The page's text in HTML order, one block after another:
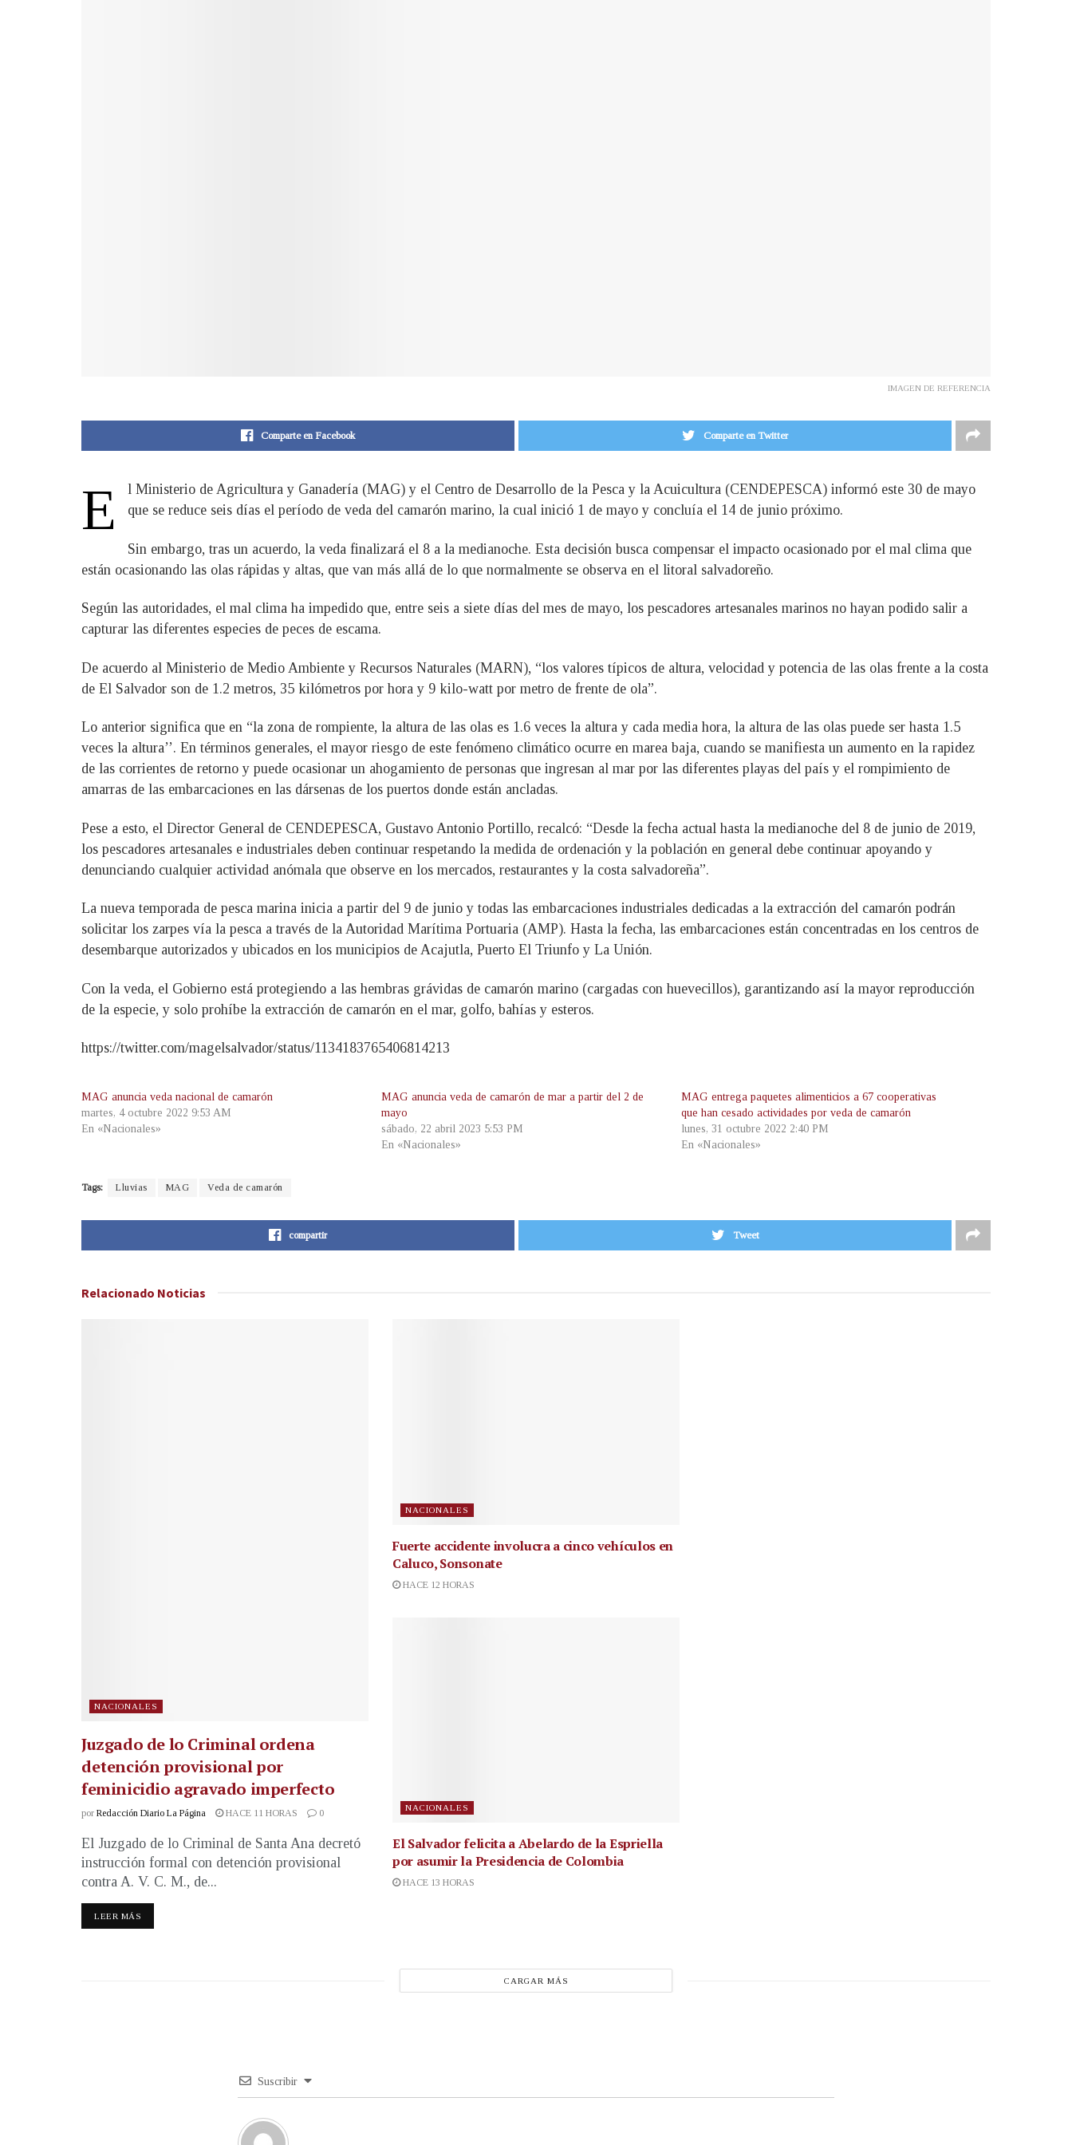
IMAGEN DE REFERENCIA
Comparte en Facebook Comparte en Twitter
E
l Ministerio de Agricultura y Ganadería (MAG) y el Centro de Desarrollo de la Pesca y la Acuicultura (CENDEPESCA) informó este 30 de mayo
que se reduce seis días el período de veda del camarón marino, la cual inició 1 de mayo y concluía el 14 de junio próximo.
Sin embargo, tras un acuerdo, la veda finalizará el 8 a la medianoche. Esta decisión busca compensar el impacto ocasionado por el mal clima que
están ocasionando las olas rápidas y altas, que van más allá de lo que normalmente se observa en el litoral salvadoreño.
Según las autoridades, el mal clima ha impedido que, entre seis a siete días del mes de mayo, los pescadores artesanales marinos no hayan podido salir a
capturar las diferentes especies de peces de escama.
De acuerdo al Ministerio de Medio Ambiente y Recursos Naturales (MARN), “los valores típicos de altura, velocidad y potencia de las olas frente a la costa
de El Salvador son de 1.2 metros, 35 kilómetros por hora y 9 kilo-watt por metro de frente de ola”.
Lo anterior significa que en “la zona de rompiente, la altura de las olas es 1.6 veces la altura y cada media hora, la altura de las olas puede ser hasta 1.5
veces la altura’’. En términos generales, el mayor riesgo de este fenómeno climático ocurre en marea baja, cuando se manifiesta un aumento en la rapidez
de las corrientes de retorno y puede ocasionar un ahogamiento de personas que ingresan al mar por las diferentes playas del país y el rompimiento de
amarras de las embarcaciones en las dársenas de los puertos donde están ancladas.
Pese a esto, el Director General de CENDEPESCA, Gustavo Antonio Portillo, recalcó: “Desde la fecha actual hasta la medianoche del 8 de junio de 2019,
los pescadores artesanales e industriales deben continuar respetando la medida de ordenación y la población en general debe continuar apoyando y
denunciando cualquier actividad anómala que observe en los mercados, restaurantes y la costa salvadoreña”.
La nueva temporada de pesca marina inicia a partir del 9 de junio y todas las embarcaciones industriales dedicadas a la extracción del camarón podrán
solicitar los zarpes vía la pesca a través de la Autoridad Marítima Portuaria (AMP). Hasta la fecha, las embarcaciones están concentradas en los centros de
desembarque autorizados y ubicados en los municipios de Acajutla, Puerto El Triunfo y La Unión.
Con la veda, el Gobierno está protegiendo a las hembras grávidas de camarón marino (cargadas con huevecillos), garantizando así la mayor reproducción
de la especie, y solo prohíbe la extracción de camarón en el mar, golfo, bahías y esteros.
https://twitter.com/magelsalvador/status/1134183765406814213
MAG anuncia veda nacional de camarón
martes, 4 octubre 2022 9:53 AM
En «Nacionales»
MAG anuncia veda de camarón de mar a partir del 2 de
mayo
sábado, 22 abril 2023 5:53 PM
En «Nacionales»
MAG entrega paquetes alimenticios a 67 cooperativas
que han cesado actividades por veda de camarón
lunes, 31 octubre 2022 2:40 PM
En «Nacionales»
Tags: Lluvias MAG Veda de camarón
compartir Tweet
Relacionado Noticias
NACIONALES
Juzgado de lo Criminal ordena
detención provisional por
feminicidio agravado imperfecto
por Redacción Diario La Página HACE 11 HORAS 0
El Juzgado de lo Criminal de Santa Ana decretó
instrucción formal con detención provisional
contra A. V. C. M., de...
LEER MÁS
NACIONALES
Fuerte accidente involucra a cinco vehículos en
Caluco, Sonsonate
HACE 12 HORAS
NACIONALES
El Salvador felicita a Abelardo de la Espriella
por asumir la Presidencia de Colombia
HACE 13 HORAS
CARGAR MÁS
Suscribir